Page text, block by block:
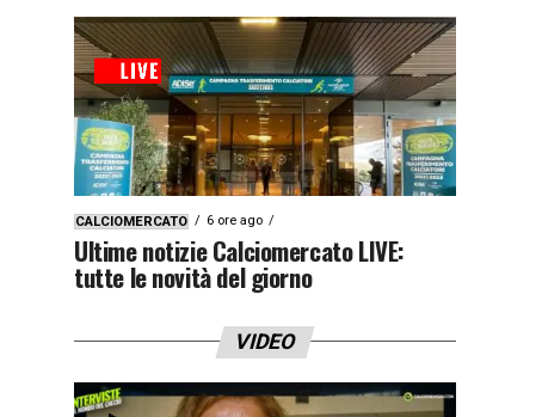
CALCIOMERCATO 6 ore ago
Ultime notizie Calciomercato LIVE:
tutte le novità del giorno
VIDEO